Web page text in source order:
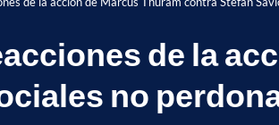
de la
no